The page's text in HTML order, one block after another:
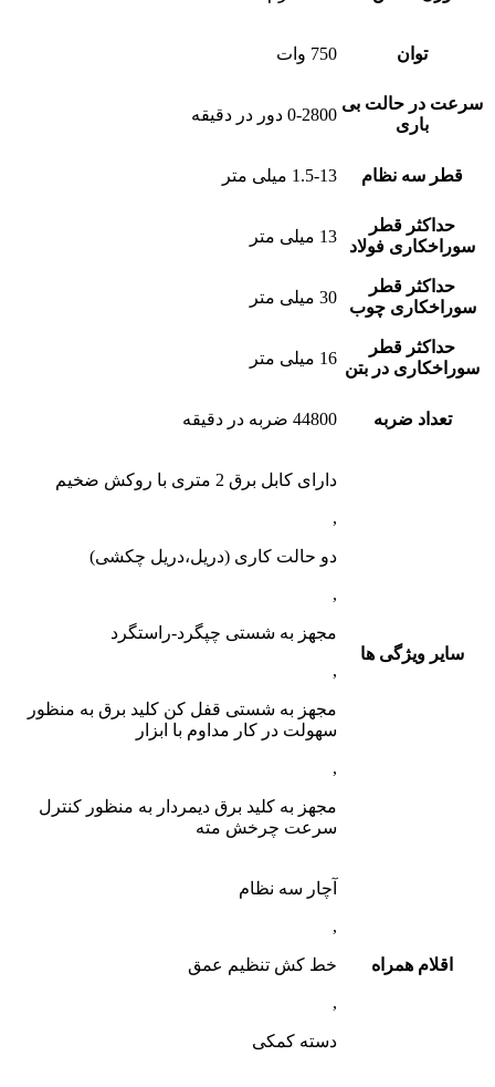
توان 750 وات
سرعت در حالت بی
باری
0-2800 دور در دقیقه
قطر سه نظام 1.5-13 میلی متر
حداکثر قطر
سوراخکاری فولاد
13 میلی متر
حداکثر قطر
سوراخکاری چوب
30 میلی متر
حداکثر قطر
سوراخکاری در بتن
16 میلی متر
تعداد ضربه 44800 ضربه در دقیقه
سایر ویژگی ها
دارای کابل برق 2 متری با روکش ضخیم
,
دو حالت کاری (دریل،دریل چکشی)
,
مجهز به شستی چپگرد-راستگرد
,
مجهز به شستی قفل کن کلید برق به منظور
سهولت در کار مداوم با ابزار
,
مجهز به کلید برق دیمردار به منظور کنترل
سرعت چرخش مته
اقلام همراه
آچار سه نظام
,
خط کش تنظیم عمق
,
دسته کمکی